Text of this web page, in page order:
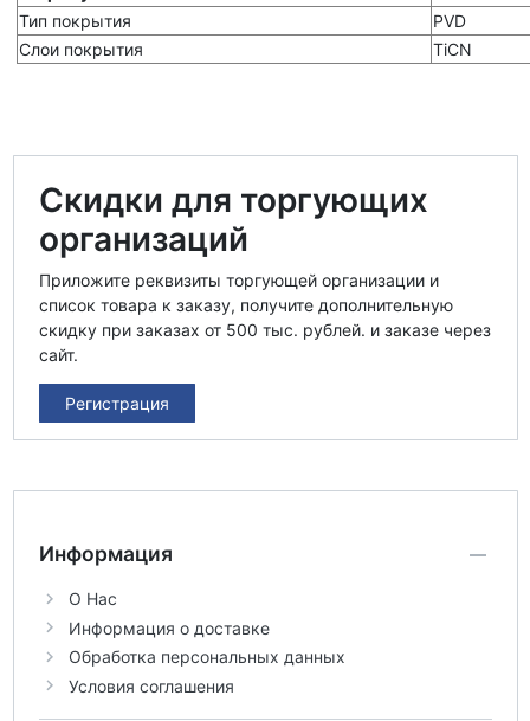
Тип покрытия
PVD
Слои покрытия
TiCN
Скидки для торгующих
организаций
Приложите реквизиты торгующей организации и
список товара к заказу, получите дополнительную
скидку при заказах от 500 тыс. рублей. и заказе через
сайт.
Регистрация
Информация
О Нас
Информация о доставке
Обработка персональных данных
Условия соглашения